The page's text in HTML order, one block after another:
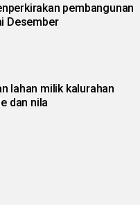
pembangunan
Desember
lahan milik kalurahan
dan nila